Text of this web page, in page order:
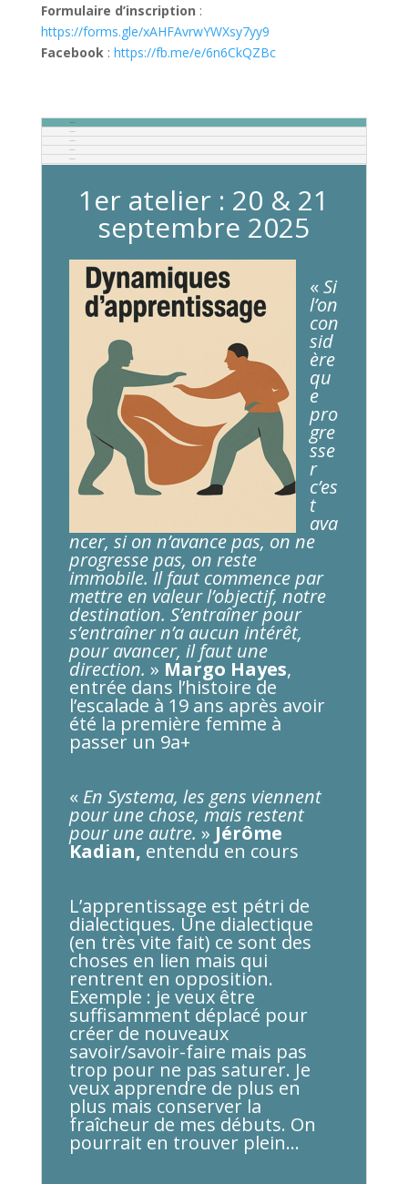
Formulaire d’inscription :
https://forms.gle/xAHFAvrwYWXsy7yy9
Facebook: https://fb.me/e/6n6CkQZBc
1er atelier : 20 & 21
septembre 2025
«Si
l’on
con
sid
ère
qu
e
pro
gre
sse
r
c’es
t
ava
ncer, si on n’avance pas, on ne
progresse pas, on reste
immobile. Il faut commence par
mettre en valeur l’objectif, notre
destination. S’entraîner pour
s’entraîner n’a aucun intérêt,
pour avancer, il faut une
direction. » Margo Hayes,
entrée dans l’histoire de
l’escalade à 19 ans après avoir
été la première femme à
passer un 9a+
« En Systema, les gens viennent
pour une chose, mais restent
pour une autre. » Jérôme
Kadian, entendu en cours
L’apprentissage est pétri de
dialectiques. Une dialectique
(en très vite fait) ce sont des
choses en lien mais qui
rentrent en opposition.
Exemple : je veux être
suffisamment déplacé pour
créer de nouveaux
savoir/savoir-faire mais pas
trop pour ne pas saturer. Je
veux apprendre de plus en
plus mais conserver la
fraîcheur de mes débuts. On
pourrait en trouver plein…